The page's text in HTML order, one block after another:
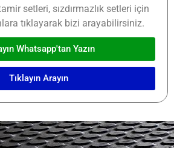
setleri, sızdırmazlık setleri için
tıklayarak bizi arayabilirsiniz.
Whatsapp'tan Yazın
Tıklayın Arayın